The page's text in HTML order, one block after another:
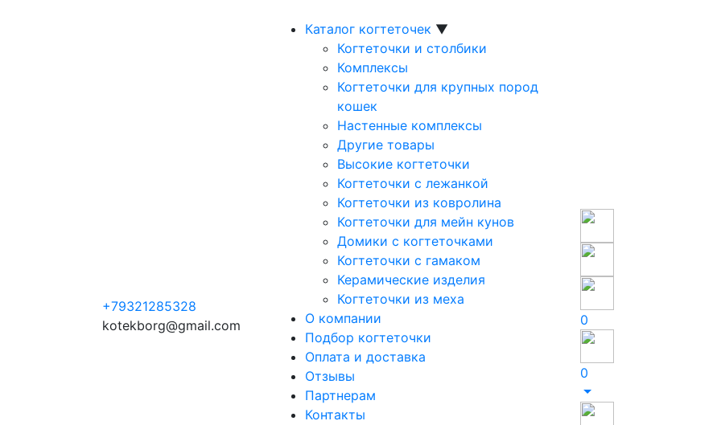
+79321285328
kotekborg@gmail.com
0
0
Каталог когтеточек ▼
Когтеточки и столбики
Комплексы
Когтеточки для крупных пород
кошек
Настенные комплексы
Другие товары
Высокие когтеточки
Когтеточки с лежанкой
Когтеточки из ковролина
Когтеточки для мейн кунов
Домики с когтеточками
Когтеточки с гамаком
Керамические изделия
Когтеточки из меха
О компании
Подбор когтеточки
Оплата и доставка
Отзывы
Партнерам
Контакты